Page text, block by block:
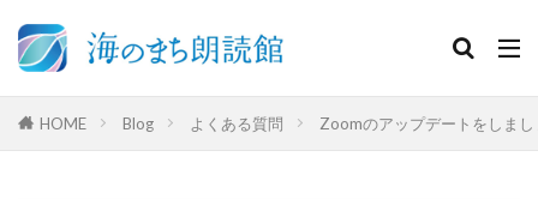
HOME Blog よくある質問 Zoomのアップデートをしまし